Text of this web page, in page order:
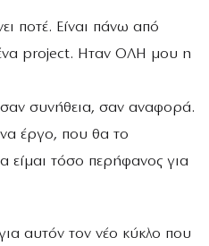
ποτέ. Είναι πάνω από
project. Ηταν ΟΛΗ μου η
σαν συνήθεια, σαν αναφορά.
έργο, που θα το
είμαι τόσο περήφανος για
αυτόν τον νέο κύκλο που